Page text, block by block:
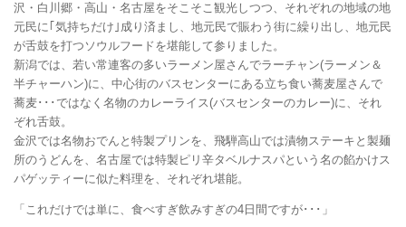
沢・白川郷・高山・名古屋をそこそこ観光しつつ、それぞれの地域の地
元民に｢気持ちだけ｣成り済まし、地元民で賑わう街に繰り出し、地元民
が舌鼓を打つソウルフードを堪能して参りました。
新潟では、若い常連客の多いラーメン屋さんでラーチャン(ラーメン＆
半チャーハン)に、中心街のバスセンターにある立ち食い蕎麦屋さんで
蕎麦･･･ではなく名物のカレーライス(バスセンターのカレー)に、それ
ぞれ舌鼓。
金沢では名物おでんと特製プリンを、飛騨高山では漬物ステーキと製麺
所のうどんを、名古屋では特製ピリ辛タベルナスパという名の餡かけス
パゲッティーに似た料理を、それぞれ堪能。
「これだけでは単に、食べすぎ飲みすぎの4日間ですが･･･」